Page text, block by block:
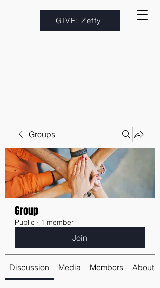
GIVE: Zeffy
Groups
Group
Public · 1 member
Join
Discussion Media Members About